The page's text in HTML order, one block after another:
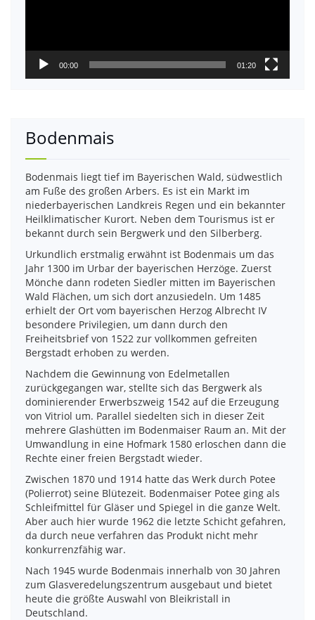
00:00 01:20
Bodenmais
Bodenmais liegt tief im Bayerischen Wald, südwestlich
am Fuße des großen Arbers. Es ist ein Markt im
niederbayerischen Landkreis Regen und ein bekannter
Heilklimatischer Kurort. Neben dem Tourismus ist er
bekannt durch sein Bergwerk und den Silberberg.
Urkundlich erstmalig erwähnt ist Bodenmais um das
Jahr 1300 im Urbar der bayerischen Herzöge. Zuerst
Mönche dann rodeten Siedler mitten im Bayerischen
Wald Flächen, um sich dort anzusiedeln. Um 1485
erhielt der Ort vom bayerischen Herzog Albrecht IV
besondere Privilegien, um dann durch den
Freiheitsbrief von 1522 zur vollkommen gefreiten
Bergstadt erhoben zu werden.
Nachdem die Gewinnung von Edelmetallen
zurückgegangen war, stellte sich das Bergwerk als
dominierender Erwerbszweig 1542 auf die Erzeugung
von Vitriol um. Parallel siedelten sich in dieser Zeit
mehrere Glashütten im Bodenmaiser Raum an. Mit der
Umwandlung in eine Hofmark 1580 erloschen dann die
Rechte einer freien Bergstadt wieder.
Zwischen 1870 und 1914 hatte das Werk durch Potee
(Polierrot) seine Blütezeit. Bodenmaiser Potee ging als
Schleifmittel für Gläser und Spiegel in die ganze Welt.
Aber auch hier wurde 1962 die letzte Schicht gefahren,
da durch neue verfahren das Produkt nicht mehr
konkurrenzfähig war.
Nach 1945 wurde Bodenmais innerhalb von 30 Jahren
zum Glasveredelungszentrum ausgebaut und bietet
heute die größte Auswahl von Bleikristall in
Deutschland.